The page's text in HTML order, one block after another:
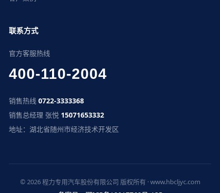
联系方式
官方客服热线
400-110-2004
销售热线 0722-3333368
销售总经理 张悦 15071653332
地址：湖北省随州市经济技术开发区
© 2026 程力专用汽车股份有限公司 版权所有 · www.hbcljyc.com